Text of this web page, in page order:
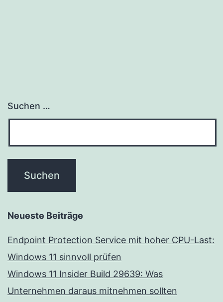
Suchen …
Neueste Beiträge
Endpoint Protection Service mit hoher CPU-Last:
Windows 11 sinnvoll prüfen
Windows 11 Insider Build 29639: Was
Unternehmen daraus mitnehmen sollten